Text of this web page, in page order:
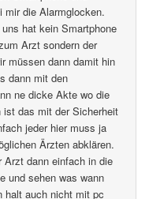
mir die Alarmglocken.
hat kein Smartphone
Arzt sondern der
müssen dann damit hin
dann mit den
ne dicke Akte wo die
ist das mit der Sicherheit
jeder hier muss ja
Ärzten abklären.
Arzt dann einfach in die
und sehen was wann
halt auch nicht mit pc